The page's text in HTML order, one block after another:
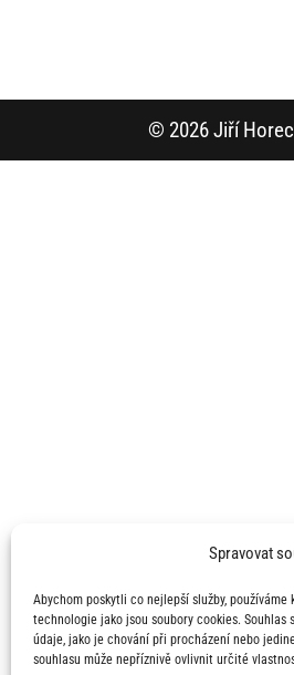
Spravovat
Abychom poskytli co nejlepší služby,
technologie jako jsou soubory cookies.
údaje, jako je chování při procházení nebo
souhlasu může nepříznivě ovlivnit určité
© 2026 Jiří